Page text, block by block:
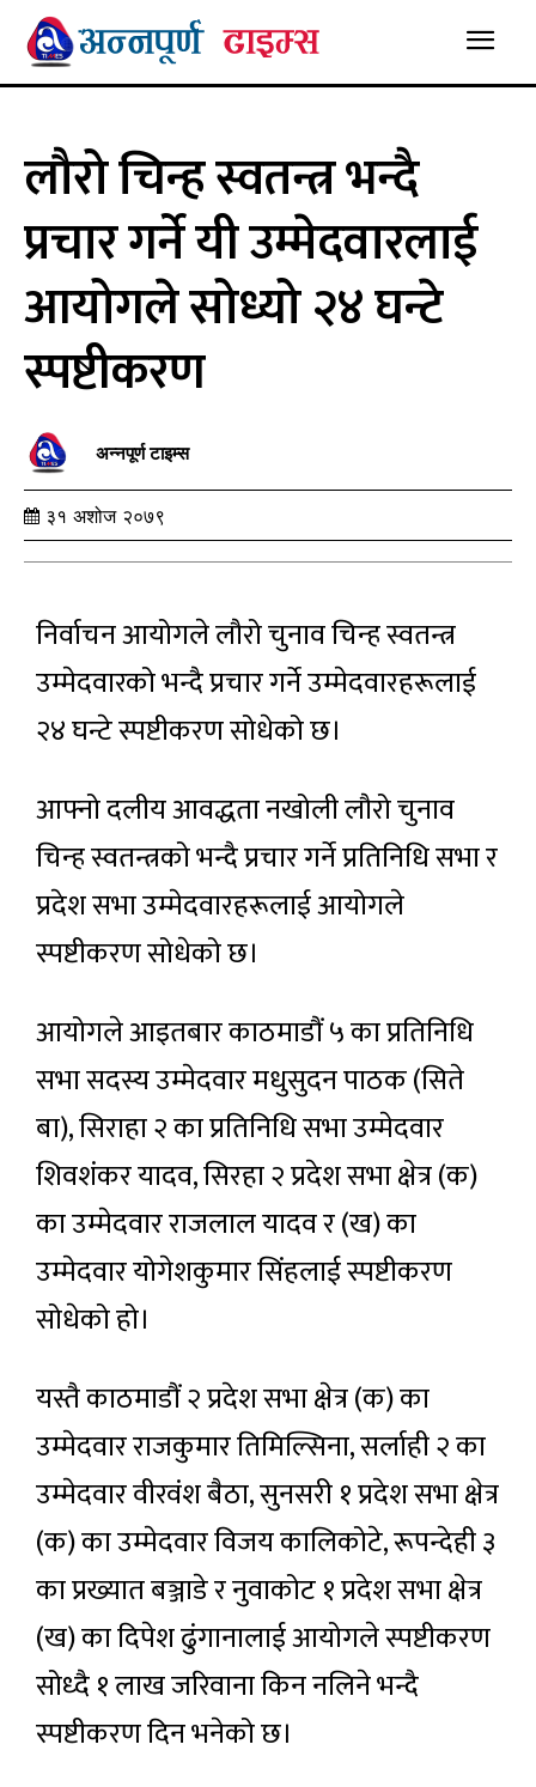
लौरो चिन्ह स्वतन्त्र भन्दै
प्रचार गर्ने यी उम्मेदवारलाई
आयोगले सोध्यो २४ घन्टे
स्पष्टीकरण
अन्नपूर्ण टाइम्स
३१ अशोज २०७९
निर्वाचन आयोगले लौरो चुनाव चिन्ह स्वतन्त्र
उम्मेदवारको भन्दै प्रचार गर्ने उम्मेदवारहरूलाई
२४ घन्टे स्पष्टीकरण सोधेको छ।
आफ्नो दलीय आवद्धता नखोली लौरो चुनाव
चिन्ह स्वतन्त्रको भन्दै प्रचार गर्ने प्रतिनिधि सभा र
प्रदेश सभा उम्मेदवारहरूलाई आयोगले
स्पष्टीकरण सोधेको छ।
आयोगले आइतबार काठमाडौं ५ का प्रतिनिधि
सभा सदस्य उम्मेदवार मधुसुदन पाठक (सिते
बा), सिराहा २ का प्रतिनिधि सभा उम्मेदवार
शिवशंकर यादव, सिरहा २ प्रदेश सभा क्षेत्र (क)
का उम्मेदवार राजलाल यादव र (ख) का
उम्मेदवार योगेशकुमार सिंहलाई स्पष्टीकरण
सोधेको हो।
यस्तै काठमाडौं २ प्रदेश सभा क्षेत्र (क) का
उम्मेदवार राजकुमार तिमिल्सिना, सर्लाही २ का
उम्मेदवार वीरवंश बैठा, सुनसरी १ प्रदेश सभा क्षेत्र
(क) का उम्मेदवार विजय कालिकोटे, रूपन्देही ३
का प्रख्यात बञ्जाडे र नुवाकोट १ प्रदेश सभा क्षेत्र
(ख) का दिपेश ढुंगानालाई आयोगले स्पष्टीकरण
सोध्दै १ लाख जरिवाना किन नलिने भन्दै
स्पष्टीकरण दिन भनेको छ।